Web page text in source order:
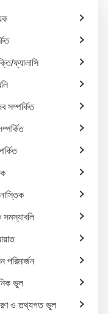
ফ্যালাসি
সম্পর্কিত
নাস্তিক
সমস্যাবলি
ভুল
ও তথ্যগত ভুল